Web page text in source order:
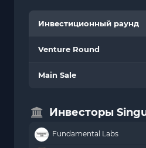
Инвестиционный раунд
Venture Round
Main Sale
Инвесторы
Fundamental Labs